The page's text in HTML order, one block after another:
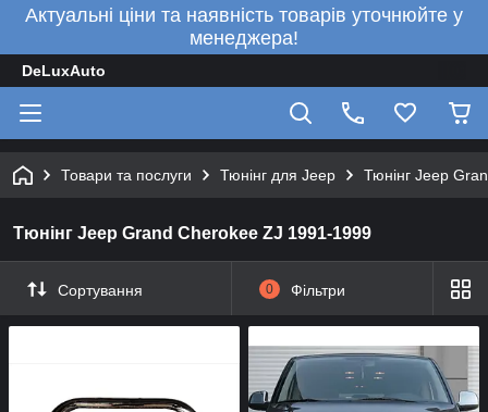
Актуальні ціни та наявність товарів уточнюйте у
менеджера!
DeLuxAuto
Товари та послуги Тюнінг для Jeep Тюнінг Jeep
Тюнінг Jeep Grand Cherokee ZJ 1991-1999
Сортування 0 Фільтри